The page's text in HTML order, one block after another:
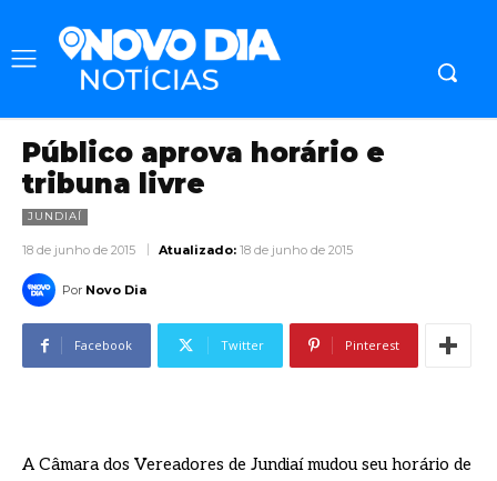
Público aprova horário e
tribuna livre
JUNDIAÍ
18 de junho de 2015 Atualizado: 18 de junho de 2015
Por Novo Dia
Facebook Twitter Pinterest
A Câmara dos Vereadores de Jundiaí mudou seu horário de